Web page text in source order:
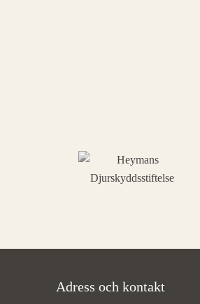
Adress och kontakt